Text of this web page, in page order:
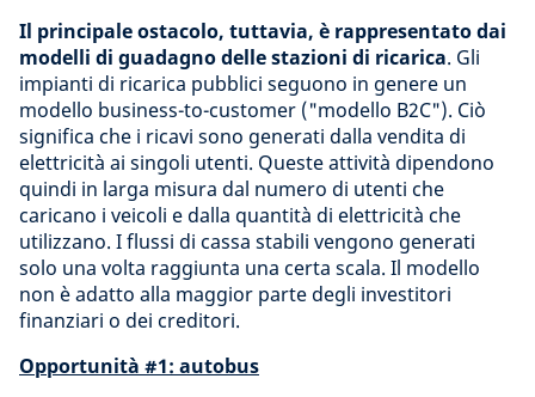
Il principale ostacolo, tuttavia, è rappresentato dai
modelli di guadagno delle stazioni di ricarica. Gli
impianti di ricarica pubblici seguono in genere un
modello business-to-customer ("modello B2C"). Ciò
significa che i ricavi sono generati dalla vendita di
elettricità ai singoli utenti. Queste attività dipendono
quindi in larga misura dal numero di utenti che
caricano i veicoli e dalla quantità di elettricità che
utilizzano. I flussi di cassa stabili vengono generati
solo una volta raggiunta una certa scala. Il modello
non è adatto alla maggior parte degli investitori
finanziari o dei creditori.
Opportunità #1: autobus